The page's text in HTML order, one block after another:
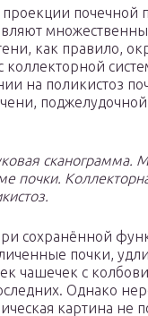
проекции почечной
как правило,
коллекторной
на поликистоз
сканограмма.
почки.
сохранённой
почки,
чашечек с
Однако
картина не